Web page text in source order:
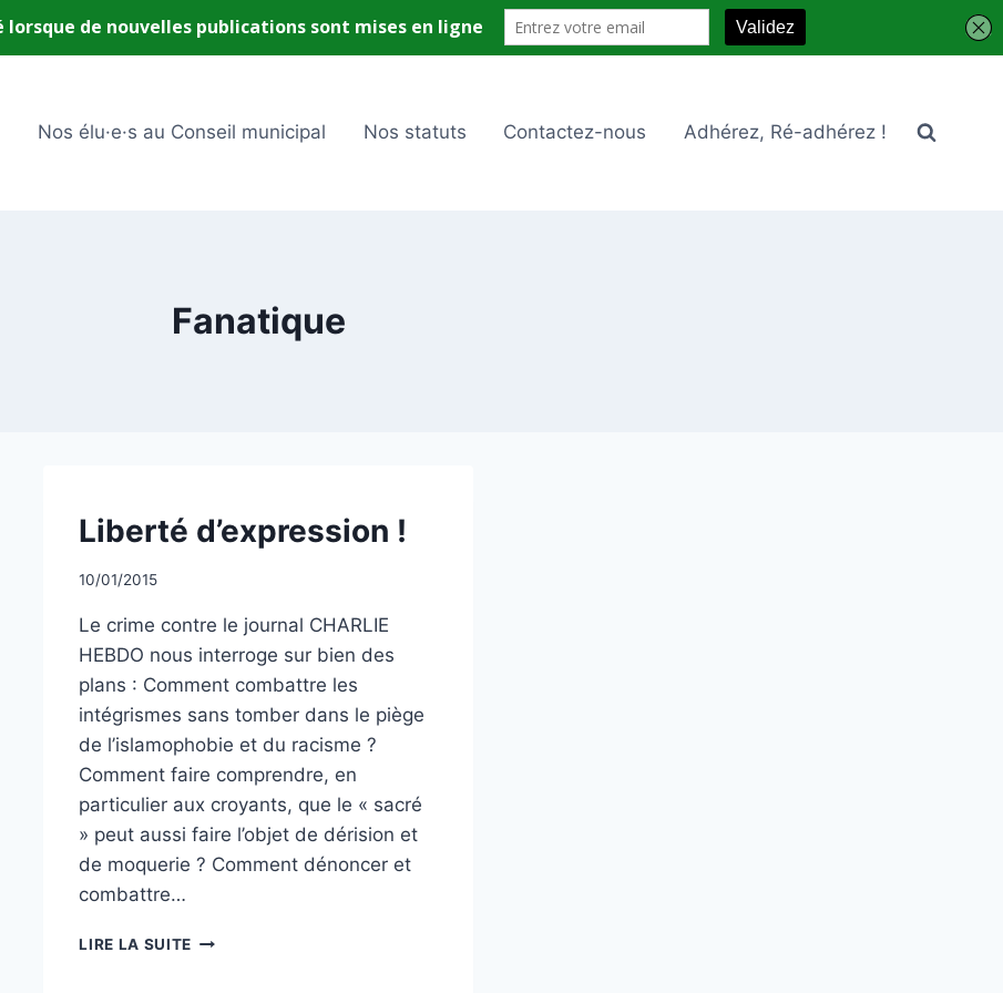
Nos élu·e·s au Conseil municipal Nos statuts Contactez-nous Adhérez, Ré-adhérez !
Fanatique
NON
CLASSÉ
Liberté d’expression !
Par
10/01/2015
Le crime contre le journal CHARLIE
HEBDO nous interroge sur bien des
plans : Comment combattre les
intégrismes sans tomber dans le piège
de l’islamophobie et du racisme ?
Comment faire comprendre, en
particulier aux croyants, que le « sacré
» peut aussi faire l’objet de dérision et
de moquerie ? Comment dénoncer et
combattre…
LIRE LA SUITE LIBERTÉ